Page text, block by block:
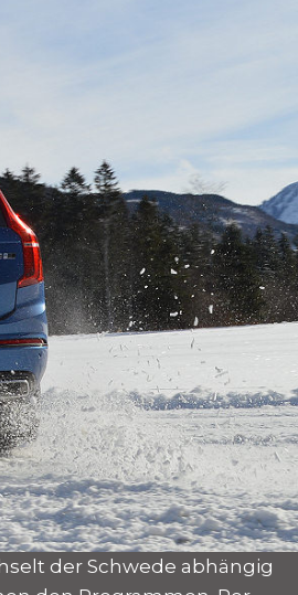
der Schwede abhängig